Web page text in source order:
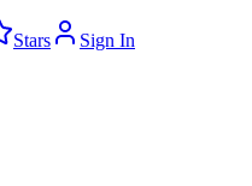
Stars Sign In